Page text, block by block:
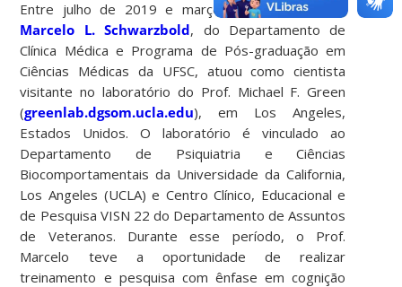
Entre julho de 2019 e março de 2020, o
Marcelo L. Schwarzbold, do Departamento de
Clínica Médica e Programa de Pós-graduação em
Ciências Médicas da UFSC, atuou como cientista
visitante no laboratório do Prof. Michael F. Green
(greenlab.dgsom.ucla.edu), em Los Angeles,
Estados Unidos. O laboratório é vinculado ao
Departamento de Psiquiatria e Ciências
Biocomportamentais da Universidade da California,
Los Angeles (UCLA) e Centro Clínico, Educacional e
de Pesquisa VISN 22 do Departamento de Assuntos
de Veteranos. Durante esse período, o Prof.
Marcelo teve a oportunidade de realizar
treinamento e pesquisa com ênfase em cognição